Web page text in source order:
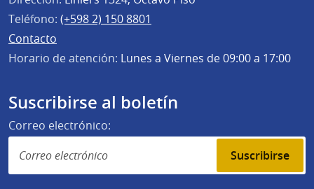
Teléfono: (+598 2) 150 8801
Contacto
Horario de atención: Lunes a Viernes de 09:00 a 17:00
Suscribirse al boletín
Correo electrónico:
Suscribirse